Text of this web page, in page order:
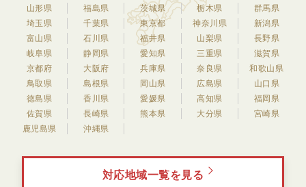
山形県
福島県 茨城県 栃木県
群馬県
埼玉県
千葉県 東京都 神奈川県
新潟県
富山県
石川県 福井県 山梨県
長野県
岐阜県
静岡県 愛知県 三重県
滋賀県
京都府
大阪府 兵庫県 奈良県
和歌山県
鳥取県
島根県 岡山県 広島県
山口県
徳島県
香川県 愛媛県 高知県
福岡県
佐賀県
長崎県 熊本県 大分県
宮崎県
鹿児島県
沖縄県
対応地域一覧を見る